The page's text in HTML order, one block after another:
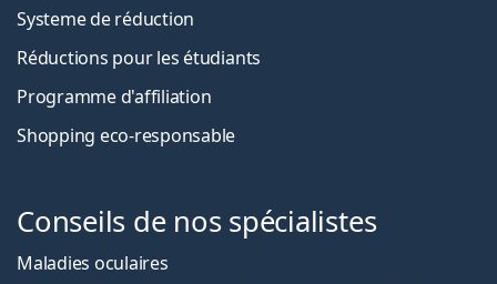
Systeme de réduction
Réductions pour les étudiants
Programme d'affiliation
Shopping eco-responsable
Conseils de nos spécialistes
Maladies oculaires